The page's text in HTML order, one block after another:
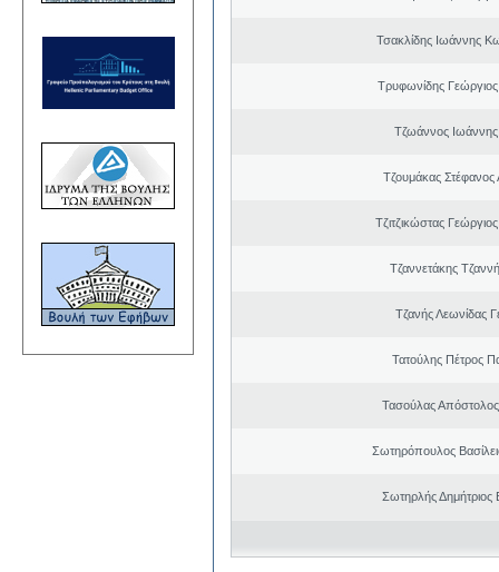
Τσακλίδης Ιωάννης
Τρυφωνίδης
Τζωάννος Ιωάννης
Τζουμάκας Στέφανος
Τζιτζικώστας
Τζαννετάκης
Τζανής Λεωνίδας
Τατούλης Πέτρος
Τασούλας Απόστολος
Σωτηρόπουλος
Σωτηρλής Δημήτριος